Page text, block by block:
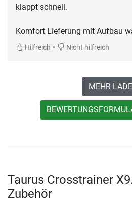
klappt schnell.
Komfort Lieferung mit Aufbau
Hilfreich • Nicht hilfreich
MEHR
Taurus Crosstrainer
Zubehör